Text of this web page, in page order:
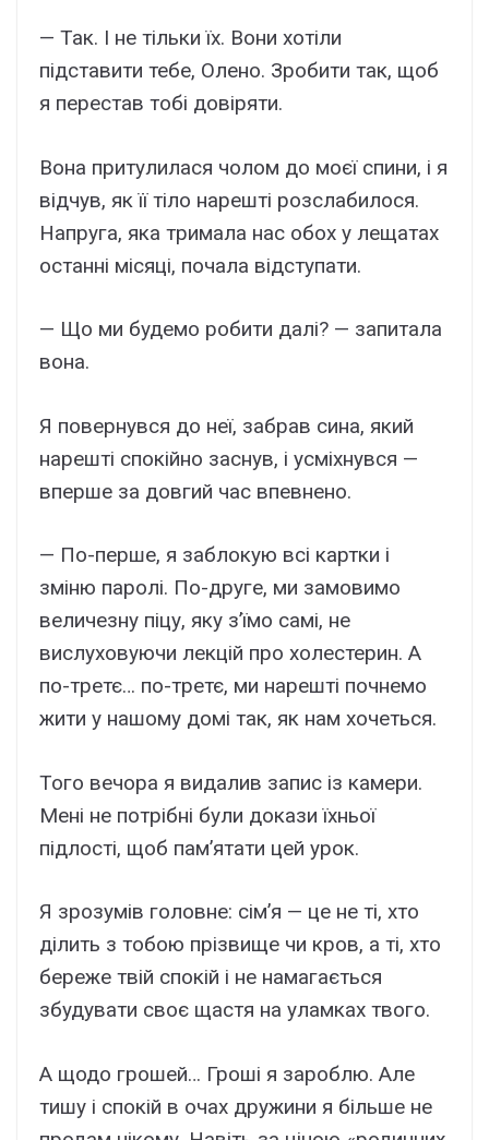
— Так. І не тільки їх. Вони хотіли
підставити тебе, Олено. Зробити так, щоб
я перестав тобі довіряти.
Вона притулилася чолом до моєї спини, і я
відчув, як її тіло нарешті розслабилося.
Напруга, яка тримала нас обох у лещатах
останні місяці, почала відступати.
— Що ми будемо робити далі? — запитала
вона.
Я повернувся до неї, забрав сина, який
нарешті спокійно заснув, і усміхнувся —
вперше за довгий час впевнено.
— По-перше, я заблокую всі картки і
зміню паролі. По-друге, ми замовимо
величезну піцу, яку з’їмо самі, не
вислуховуючи лекцій про холестерин. А
по-третє… по-третє, ми нарешті почнемо
жити у нашому домі так, як нам хочеться.
Того вечора я видалив запис із камери.
Мені не потрібні були докази їхньої
підлості, щоб пам’ятати цей урок.
Я зрозумів головне: сім’я — це не ті, хто
ділить з тобою прізвище чи кров, а ті, хто
береже твій спокій і не намагається
збудувати своє щастя на уламках твого.
А щодо грошей… Гроші я зароблю. Але
тишу і спокій в очах дружини я більше не